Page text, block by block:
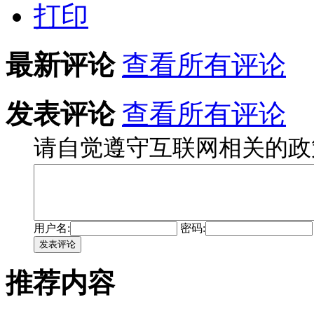
打印
最新评论 查看所有评论
发表评论 查看所有评论
请自觉遵守互联网相关的
用户名: 密码:
发表评论
推荐内容